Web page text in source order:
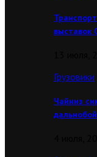
выставок
Грузовики
Чайниз